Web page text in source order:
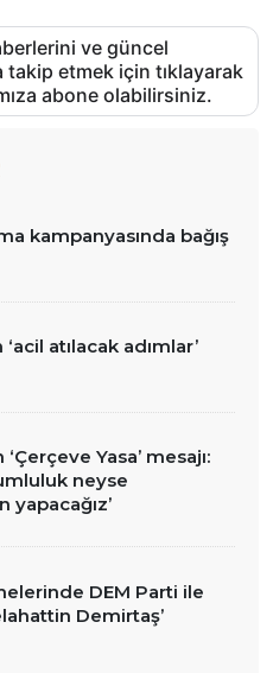
ve güncel
takip etmek için tıklayarak
abone olabilirsiniz.
kampanyasında bağış
atılacak adımlar’
Yasa’ mesajı:
neyse
DEM Parti ile
Demirtaş’